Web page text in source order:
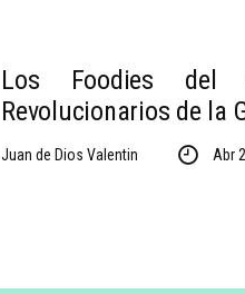
Los Foodies
Revolucionarios de la
Juan de Dios Valentin Abr